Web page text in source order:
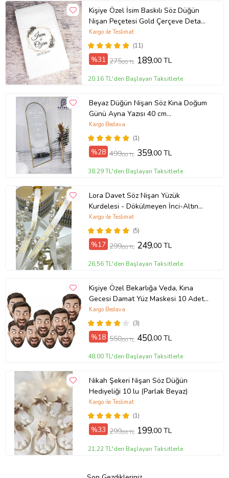
Kişiye Özel İsim Baskılı Söz Düğün
Nişan Peçetesi Gold Çerçeve Detaylı
20 Adet
(11)
Kargo ile Teslimat
%31 275,00 TL 189,00 TL
20,16 TL'den Başlayan Taksitlerle
Beyaz Düğün Nişan Söz Kına Doğum
Günü Ayna Yazısı 40 cm
Organizasyon Sticker (Parlak Beyaz)
(1)
Kargo Bedava
%28 499,00 TL 359,00 TL
38,29 TL'den Başlayan Taksitlerle
Lora Davet Söz Nişan Yüzük
Kurdelesi - Dökülmeyen İnci-Altın
Yazı-Beyaz (1 Adet) Kırmızı 42271
(5)
Kargo ile Teslimat
%17 299,00 TL 249,00 TL
26,56 TL'den Başlayan Taksitlerle
Kişiye Özel Bekarlığa Veda, Kına
Gecesi Damat Yüz Maskesi 10 Adet
(KULLANIMA HAZIR)
(3)
Kargo Bedava
%18 550,00 TL 450,00 TL
48,00 TL'den Başlayan Taksitlerle
Nikah Şekeri Nişan Söz Düğün
Hediyeliği 10 lu (Parlak Beyaz)
(1)
Kargo ile Teslimat
%33 299,00 TL 199,00 TL
21,22 TL'den Başlayan Taksitlerle